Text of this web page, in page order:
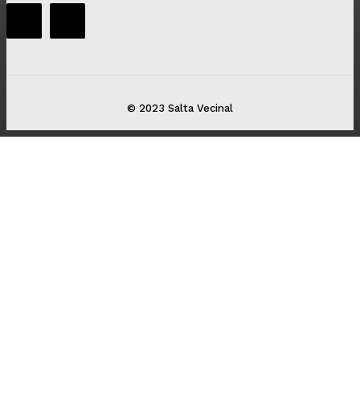
© 2023 Salta Vecinal